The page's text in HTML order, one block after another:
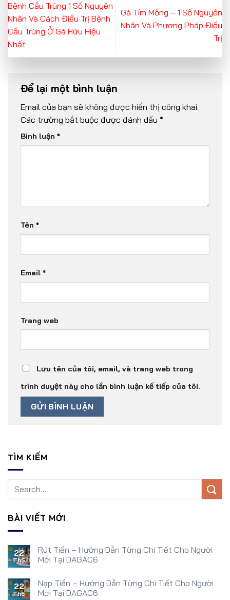
Bệnh Cầu Trùng 1 Số Nguyên
Nhân Và Cách Điều Trị Bệnh
Cầu Trùng Ở Gà Hữu Hiệu
Nhất
Gà Tím Mồng – 1 Số Nguyên
Nhân Và Phương Pháp Điều
Trị
Để lại một bình luận
Email của bạn sẽ không được hiển thị công khai.
Các trường bắt buộc được đánh dấu *
Bình luận *
Tên *
Email *
Trang web
Lưu tên của tôi, email, và trang web trong
trình duyệt này cho lần bình luận kế tiếp của tôi.
TÌM KIẾM
BÀI VIẾT MỚI
22
Th5
Rút Tiền – Hướng Dẫn Từng Chi Tiết Cho Người
Mới Tại DAGAC6
22
Th5
Nạp Tiền – Hướng Dẫn Từng Chi Tiết Cho Người
Mới Tại DAGAC6